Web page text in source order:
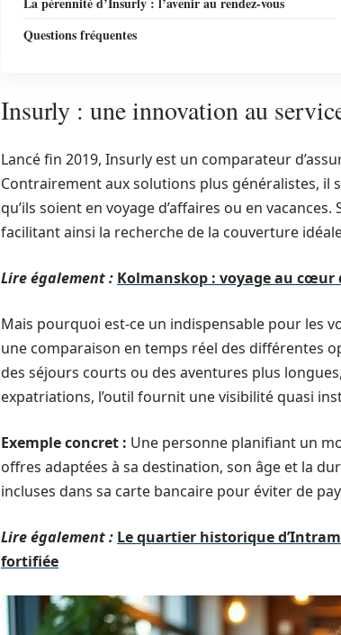
Questions fréquentes
Insurly : une innovation au
Lancé fin 2019, Insurly est un comparateur
Contrairement aux solutions plus généralistes,
qu’ils soient en voyage d’affaires ou en
facilitant ainsi la recherche de la couverture
Lire également : Kolmanskop : voyage au cœur
Mais pourquoi est-ce un indispensable pour les
une comparaison en temps réel des différentes
des séjours courts ou des aventures plus
expatriations, l’outil fournit une visibilité quasi
Exemple concret : Une personne planifiant un
offres adaptées à sa destination, son âge et la
incluses dans sa carte bancaire pour éviter de
Lire également : Le quartier historique
fortifiée